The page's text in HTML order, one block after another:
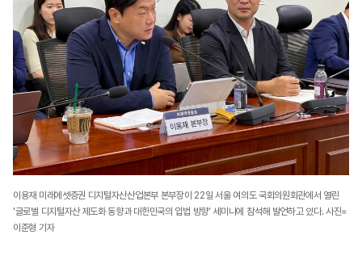
이용재 미래에셋증권 디지털자산산업본부 본부장이 22일 서울 여의도 국회의원회관에서 열린
'글로벌 디지털자산 제도화 동향과 대한민국의 입법 방향' 세미나에 참석해 발언하고 있다. 사진=
이준형 기자